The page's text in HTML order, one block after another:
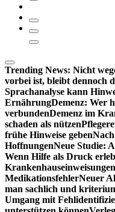
Trending News: Nicht
vorbei ist, bleibt dennoch
Sprachanalyse kann
ErnährungDemenz: Wer
verbundenDemenz im
schaden als nützen
frühe Hinweise geben
HoffnungenNeue Studie:
Wenn Hilfe als Druck
MedikationsfehlerNeuer
man sachlich und
Umgang mit